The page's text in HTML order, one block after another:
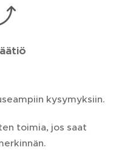
kysymyksiin.
toimia, jos saat